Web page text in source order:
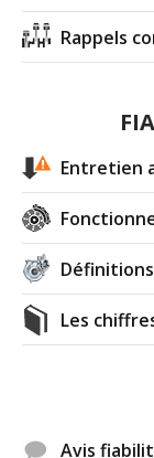
Rappels
Entretien
Les
Avis